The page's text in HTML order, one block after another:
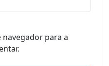
navegador para a